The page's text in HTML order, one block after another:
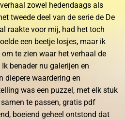
zowel hedendaags als
tweede deel van de serie de De
raakte voor mij, had het toch
een beetje losjes, maar ik
te zien waar het verhaal de
benader nu galerijen en
diepere waardering en
was een puzzel, met elk stuk
te passen, gratis pdf
boeiend geheel ontstond dat